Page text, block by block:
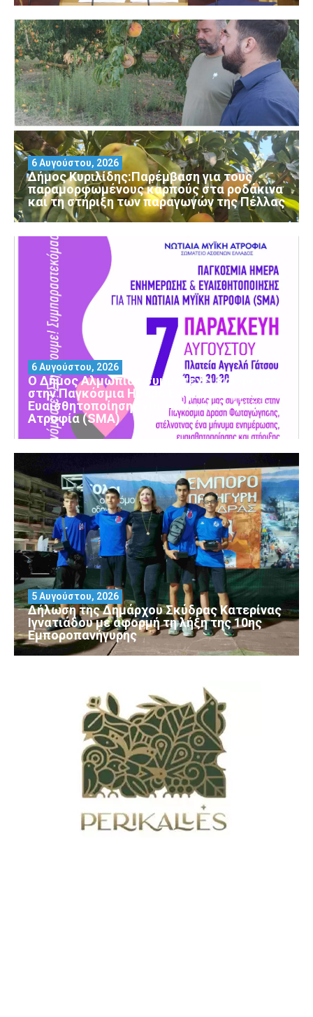
Δήμος Κυριλίδης:Παρέμβαση για τους
παραμορφωμένους καρπούς στα ροδάκινα
και τη στήριξη των παραγωγών της Πέλλας
6 Αυγούστου, 2026
Ο Δήμος Αλμωπίας συμμετέχει και φέτος
στην Παγκόσμια Ημέρα Ενημέρωσης και
Ευαισθητοποίησης για τη Νωτιαία Μυϊκή
Ατροφία (SMA)
6 Αυγούστου, 2026
Δήλωση της Δημάρχου Σκύδρας Κατερίνας
Ιγνατιάδου με αφορμή τη λήξη της 10ης
Εμποροπανήγυρης
5 Αυγούστου, 2026